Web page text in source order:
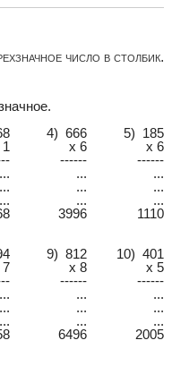
число в столбик.
4) 666
5) 185
x 6
x 6
------
------
... ...
...
... ...
...
... ...
...
3996 1110
9) 812
10) 401
7 x 8
x 5
------
------
... ...
...
... ...
...
... ...
...
6496 2005